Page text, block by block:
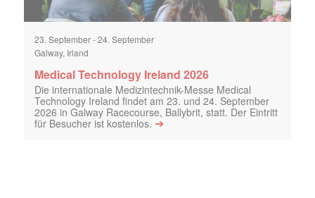
23. September-24. September
Galway, Irland
Medical Technology Ireland 2026
Die internationale Medizintechnik-Messe Medical
Technology Ireland findet am 23. und 24. September
2026 in Galway Racecourse, Ballybrit, statt. Der Eintritt
für Besucher ist kostenlos. ➔